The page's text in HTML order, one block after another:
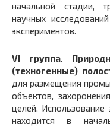
начальной стадии,
научных
экспериментов.
VI группа.
(техногенные)
для размещения
объектов,
целей.
находится в